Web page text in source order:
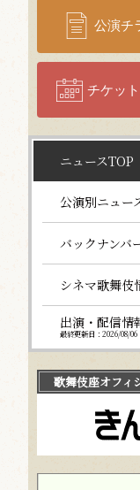
公演チ
チケッ
ニュースTOP
公演別ニュー
バックナンバ
シネマ歌舞伎
出演・配信情
最終更新日：2026/08/06
歌舞伎座オフィ